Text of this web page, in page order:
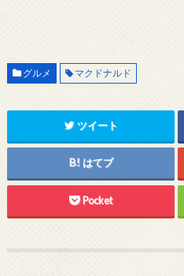
グルメ マクドナルド
ツイート
はてブ
Pocket